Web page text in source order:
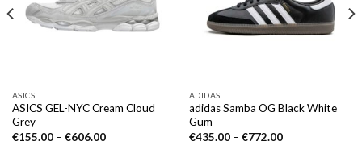
ASICS
ASICS GEL-NYC Cream Cloud
Grey
€155.00– €606.00
ADIDAS
adidas Samba OG Black White
Gum
€435.00– €772.00